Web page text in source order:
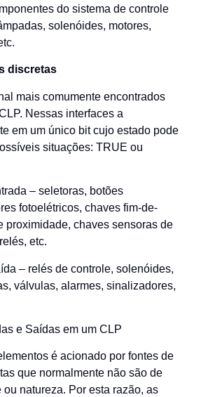
do sistema de controle
solenóides, motores,
discretas
mais comumente encontrados
Nessas interfaces a
em um único bit cujo estado pode
situações: TRUE ou
– seletoras, botões
fotoelétricos, chaves fim-de-
proximidade, chaves sensoras de
etc.
– relés de controle, solenóides,
válvulas, alarmes, sinalizadores,
é acionado por fontes de
que normalmente não são de
ou natureza. Por esta razão, as